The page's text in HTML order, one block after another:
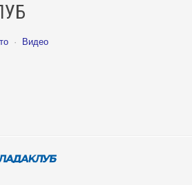
· Видео